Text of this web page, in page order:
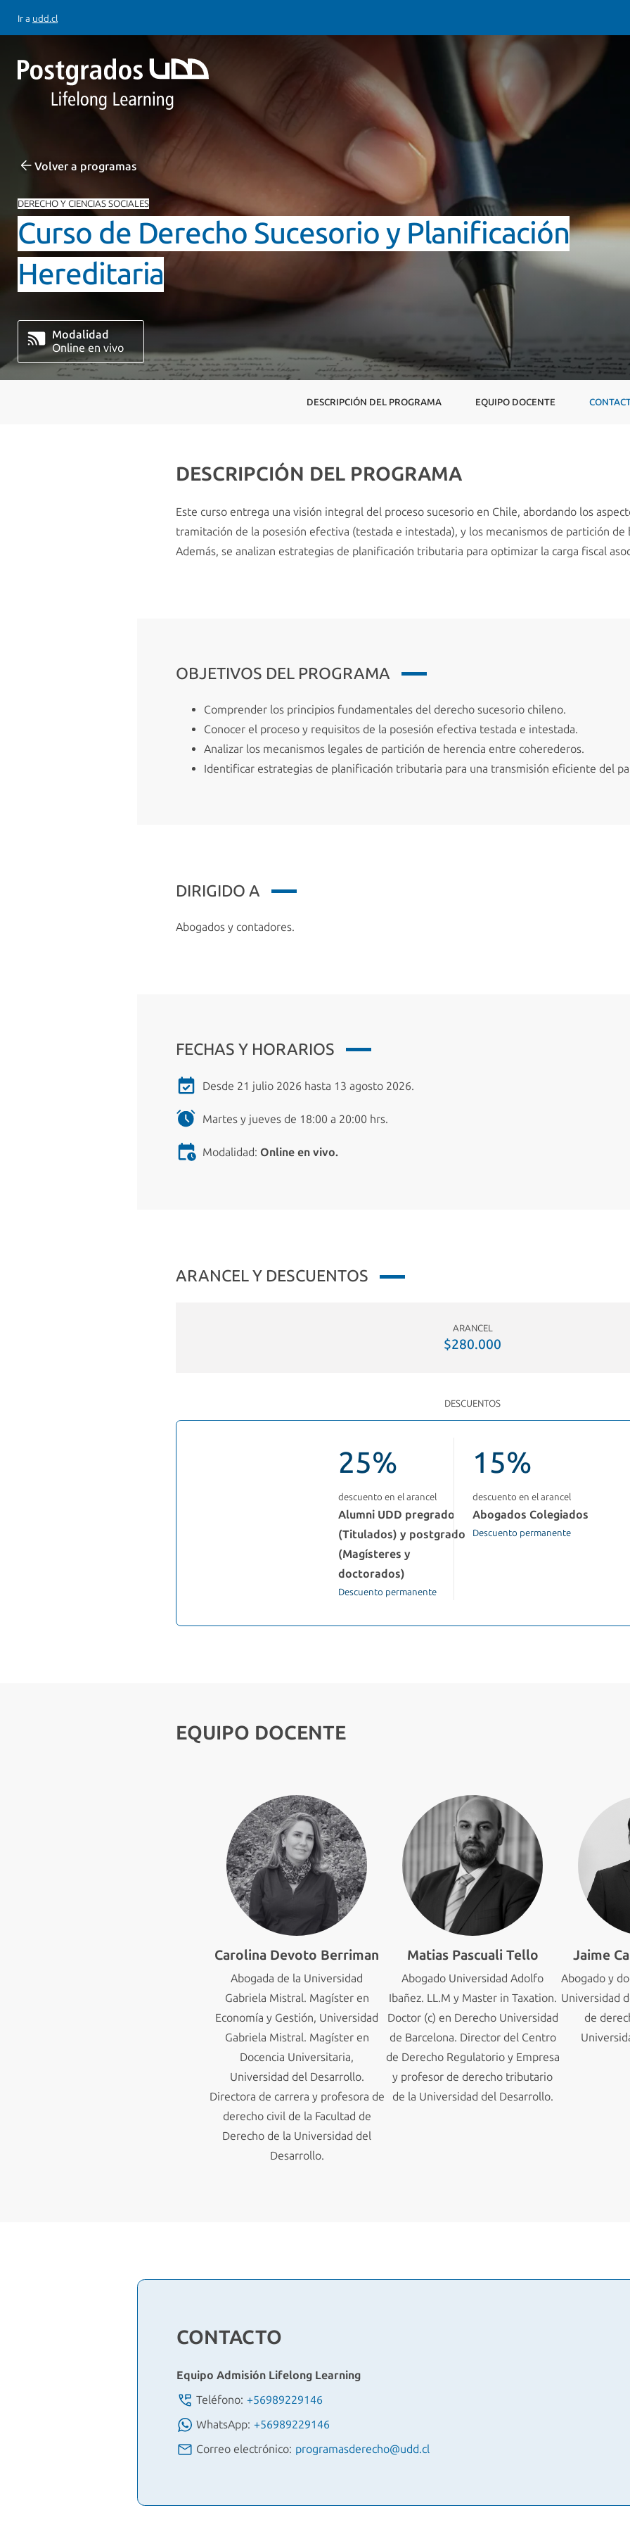
Ir a udd.cl
Volver a programas
DERECHO Y CIENCIAS SOCIALES
Curso de Derecho Sucesorio y Planificación
Hereditaria
Modalidad
Online en vivo
DESCRIPCIÓN DEL PROGRAMA EQUIPO DOCENTE
DESCRIPCIÓN DEL PROGRAMA
Este curso entrega una visión integral del proceso sucesorio en Chile, abordando los
tramitación de la posesión efectiva (testada e intestada), y los mecanismos de partición
Además, se analizan estrategias de planificación tributaria para optimizar la carga fiscal
OBJETIVOS DEL PROGRAMA
Comprender los principios fundamentales del derecho sucesorio chileno.
Conocer el proceso y requisitos de la posesión efectiva testada e intestada.
Analizar los mecanismos legales de partición de herencia entre coherederos.
Identificar estrategias de planificación tributaria para una transmisión eficiente del
DIRIGIDO A
Abogados y contadores.
FECHAS Y HORARIOS
Desde 21 julio 2026 hasta 13 agosto 2026.
Martes y jueves de 18:00 a 20:00 hrs.
Modalidad: Online en vivo.
ARANCEL Y DESCUENTOS
ARANCEL
$280.000
DESCUENTOS
25%
descuento en el arancel
Alumni UDD pregrado
(Titulados) y postgrado
(Magísteres y
doctorados)
Descuento permanente
15%
descuento en el arancel
Abogados Colegiados
Descuento permanente
EQUIPO DOCENTE
Carolina Devoto Berriman
Abogada de la Universidad
Gabriela Mistral. Magíster en
Economía y Gestión, Universidad
Gabriela Mistral. Magíster en
Docencia Universitaria,
Universidad del Desarrollo.
Directora de carrera y profesora de
derecho civil de la Facultad de
Derecho de la Universidad del
Desarrollo.
Matias Pascuali Tello
Abogado Universidad Adolfo
Ibañez. LL.M y Master in Taxation.
Doctor (c) en Derecho Universidad
de Barcelona. Director del Centro
de Derecho Regulatorio y Empresa
y profesor de derecho tributario
de la Universidad del Desarrollo.
Jaime
Abogado y
Universidad
de
CONTACTO
Equipo Admisión Lifelong Learning
Teléfono: +56989229146
WhatsApp: +56989229146
Correo electrónico: programasderecho@udd.cl